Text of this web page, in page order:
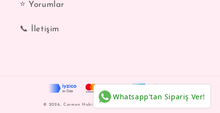
⭐️ Yorumlar
📞 İletişim
Ödeme
© 2026, Carmen Hobi
Whatsapp'tan Sipariş Ver!